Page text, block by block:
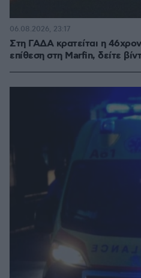
Στη ΓΑΔΑ κρατείται η
επίθεση στη Marfin, δείτε
06.08.2026, 23:17